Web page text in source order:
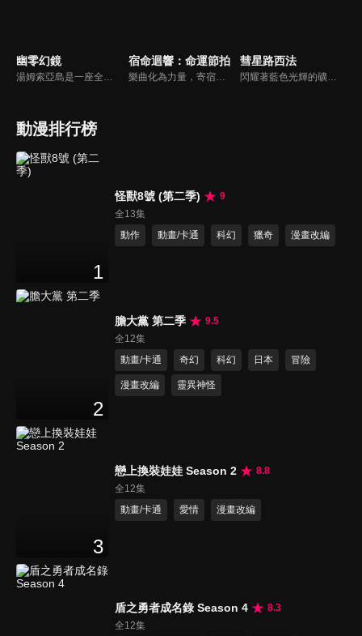
幽零幻鏡
湯姆索亞島是一座全島電腦化的信息城市。 居民被提供視覺信息設備Deco，可以在虛擬數據反映在deco中的真實空間中觸摸數據，或者潛入被稱為「超再現空間」的單獨構建的虛擬世界和虛構世界。
宿命迴響：命運節拍
樂曲化為力量，寄宿於少女之身。過往創作的傳奇歌劇和偉大樂曲，將化為樂譜中誕生的新生命「奏者」。在失去音樂的世界裡，凝聚音樂之力進行戰鬥，這是少女們和命運短暫而美麗的故事。她們為歡樂的未來為目標而努力！
彗星路西法
閃耀著藍色光輝的礦石「吉夫特礦石」所覆蓋的大地，行星吉夫特。宗吾·天城是住在因吉夫特礦石採掘而繁榮的街道「因迪戈花園」的純樸少年。宗吾某天被捲入同級生卡恩、羅曼、奧托等人引發的騷動，迷失在礦山深處的地底湖。在那裡，宗吾遇到了一位不可思議的少女，結下的牽絆打開了通往冒險之門…
動漫排行榜
1
怪獸8號 (第二季)
9
全13集
動作
動畫/卡通 科幻 獵奇 漫畫改編
2
膽大黨 第二季
9.5
全12集
動畫/卡通
奇幻 科幻 日本 冒險
漫畫改編 靈異神怪
3
戀上換裝娃娃 Season 2
8.8
全12集
動畫/卡通
愛情 漫畫改編
盾之勇者成名錄 Season 4
8.3
全12集